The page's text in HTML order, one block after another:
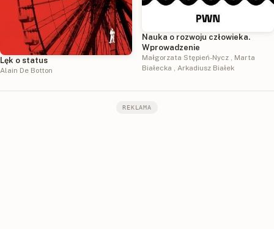
Lęk o status
Alain De Botton
Nauka o rozwoju człowieka.
Wprowadzenie
Małgorzata Stępień-Nycz
Marta
Białecka
Arkadiusz Białek
REKLAMA